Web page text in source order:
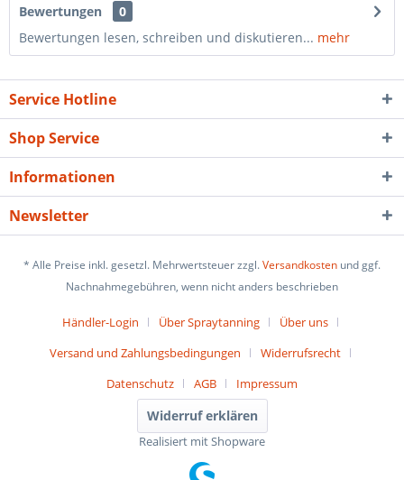
Bewertungen
0
Bewertungen lesen, schreiben und diskutieren... mehr
Service Hotline
Shop Service
Informationen
Newsletter
* Alle Preise inkl. gesetzl. Mehrwertsteuer zzgl.Versandkosten und ggf.
Nachnahmegebühren, wenn nicht anders beschrieben
Händler-Login Über Spraytanning
Über uns
Versand und Zahlungsbedingungen
Widerrufsrecht
Datenschutz
AGB Impressum
Widerruf erklären
Realisiert mit Shopware